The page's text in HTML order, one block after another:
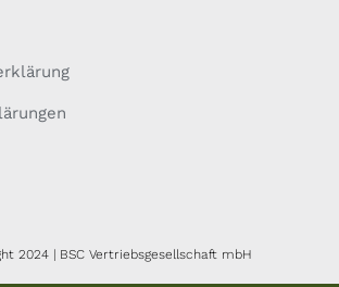
2024 | BSC Vertriebsgesellschaft mbH